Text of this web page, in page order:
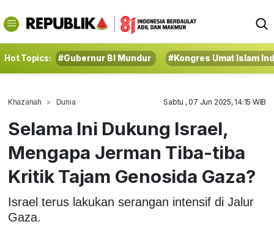
Hot Topics: #Gubernur BI Mundur #Kongres Umat Islam
Khazanah Dunia Sabtu , 07 Jun 2025, 14:15 WIB
Selama Ini Dukung Israel,
Mengapa Jerman Tiba-tiba
Kritik Tajam Genosida Gaza?
Israel terus lakukan serangan intensif di Jalur
Gaza.